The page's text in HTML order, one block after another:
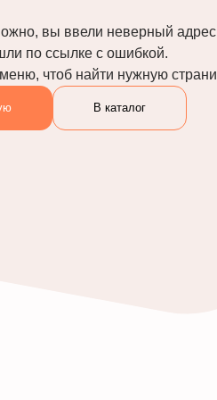
вы ввели неверный адрес
по ссылке с ошибкой.
чтоб найти нужную
В каталог